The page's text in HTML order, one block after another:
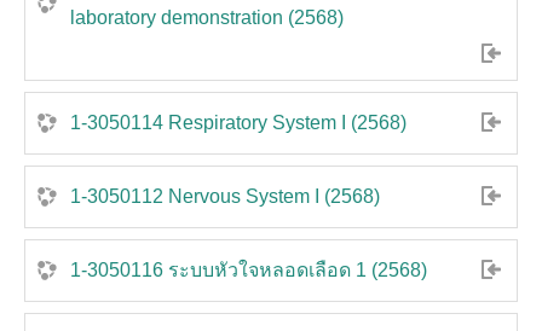
laboratory demonstration (2568)
1-3050114 Respiratory System I (2568)
1-3050112 Nervous System I (2568)
1-3050116 ระบบหัวใจหลอดเลือด 1 (2568)